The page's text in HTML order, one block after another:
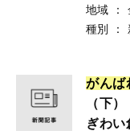
地域
：
種別
：
がんば
（下
ぎわ